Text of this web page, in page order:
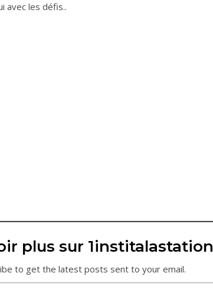
avec les défis..
plus sur 1institalastation
to get the latest posts sent to your email.